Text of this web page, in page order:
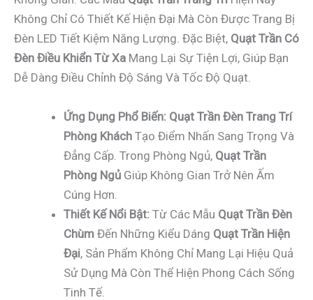
Không Chỉ Có Thiết Kế Hiện Đại Mà Còn Được Trang Bị
Đèn LED Tiết Kiệm Năng Lượng. Đặc Biệt, Quạt Trần Có
Đèn Điều Khiển Từ Xa Mang Lại Sự Tiện Lợi, Giúp Bạn
Dễ Dàng Điều Chỉnh Độ Sáng Và Tốc Độ Quạt.
Ứng Dụng Phổ Biến: Quạt Trần Đèn Trang Trí
Phòng Khách Tạo Điểm Nhấn Sang Trọng Và
Đẳng Cấp. Trong Phòng Ngủ, Quạt Trần
Phòng Ngủ Giúp Không Gian Trở Nên Ấm
Cúng Hơn.
Thiết Kế Nổi Bật: Từ Các Mẫu Quạt Trần Đèn
Chùm Đến Những Kiểu Dáng Quạt Trần Hiện
Đại, Sản Phẩm Không Chỉ Mang Lại Hiệu Quả
Sử Dụng Mà Còn Thể Hiện Phong Cách Sống
Tinh Tế.